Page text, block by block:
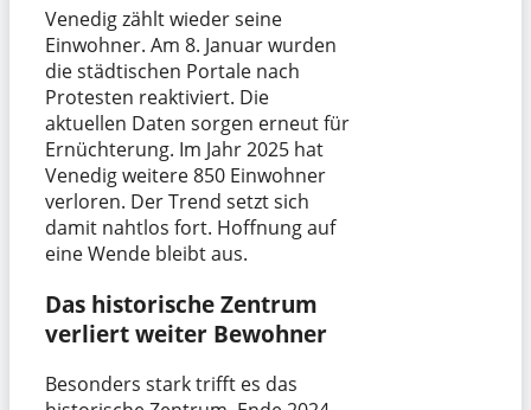
Venedig zählt wieder seine
Einwohner. Am 8. Januar wurden
die städtischen Portale nach
Protesten reaktiviert. Die
aktuellen Daten sorgen erneut für
Ernüchterung. Im Jahr 2025 hat
Venedig weitere 850 Einwohner
verloren. Der Trend setzt sich
damit nahtlos fort. Hoffnung auf
eine Wende bleibt aus.
Das historische Zentrum
verliert weiter Bewohner
Besonders stark trifft es das